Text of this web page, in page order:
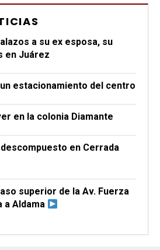
a su ex esposa, su
en Juárez
estacionamiento del centro
en la colonia Diamante
en Cerrada
superior de la Av. Fuerza
Aldama